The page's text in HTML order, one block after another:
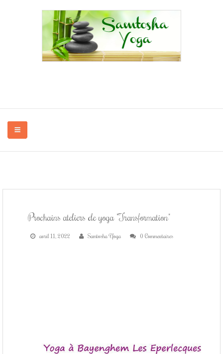
COURS DE YOGA
Prochains ateliers de yoga "Transformation"
avril 11, 2022 Samtosha Yoga 0 Commentaires